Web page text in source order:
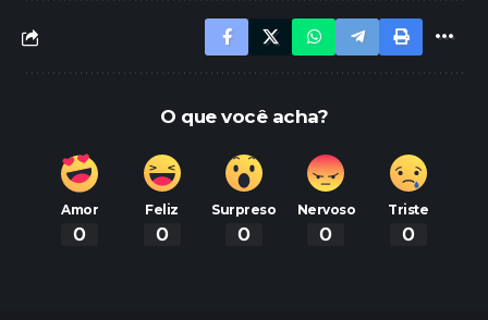
O que você acha?
Amor
0
Feliz
0
Surpreso
0
Nervoso
0
Triste
0